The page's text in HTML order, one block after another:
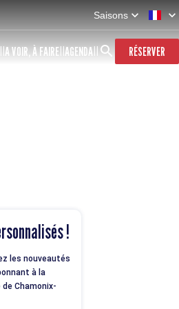
Saisons
A VOIR, À FAIRE AGENDA RÉSERVER
!
les nouveautés
à la
Chamonix-